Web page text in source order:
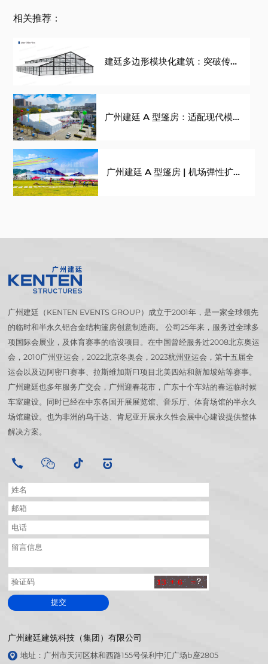
相关推荐：
建廷多边形模块化建筑：突破传统
广州建廷 A 型篷房：适配现代模
广州建廷 A 型篷房 | 机场弹性扩容
广州建廷（KENTEN EVENTS GROUP）成立于2001年，是一家全球领先
的临时和半永久铝合金结构篷房创意制造商。 公司25年来，服务过全球多
项国际会展业，及体育赛事的临设项目。在中国曾经服务过2008北京奥运
会，2010广州亚运会，2022北京冬奥会，2023杭州亚运会，第十五届全
运会以及迈阿密F1赛事、拉斯维加斯F1项目北美四站和新加坡站等赛事。
广州建廷也多年服务广交会，广州迎春花市，广东十个车站的春运临时候
车室建设。同时已经在中东各国开展展览馆、音乐厅、体育场馆的半永久
场馆建设。也为非洲的乌干达、肯尼亚开展永久性会展中心建设提供整体
解决方案。
提交
广州建廷建筑科技（集团）有限公司
地址：广州市天河区林和西路155号保利中汇广场b座2805